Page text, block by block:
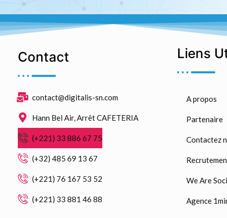
Contact
contact@digitalis-sn.com
Hann Bel Air, Arrêt CAFETERIA
(+221) 33 886 67 75
(+32) 485 69 13 67
(+221) 76 167 53 52
(+221) 33 881 46 88
Liens
A propos
Partenaire
Contactez
We Are
Agence